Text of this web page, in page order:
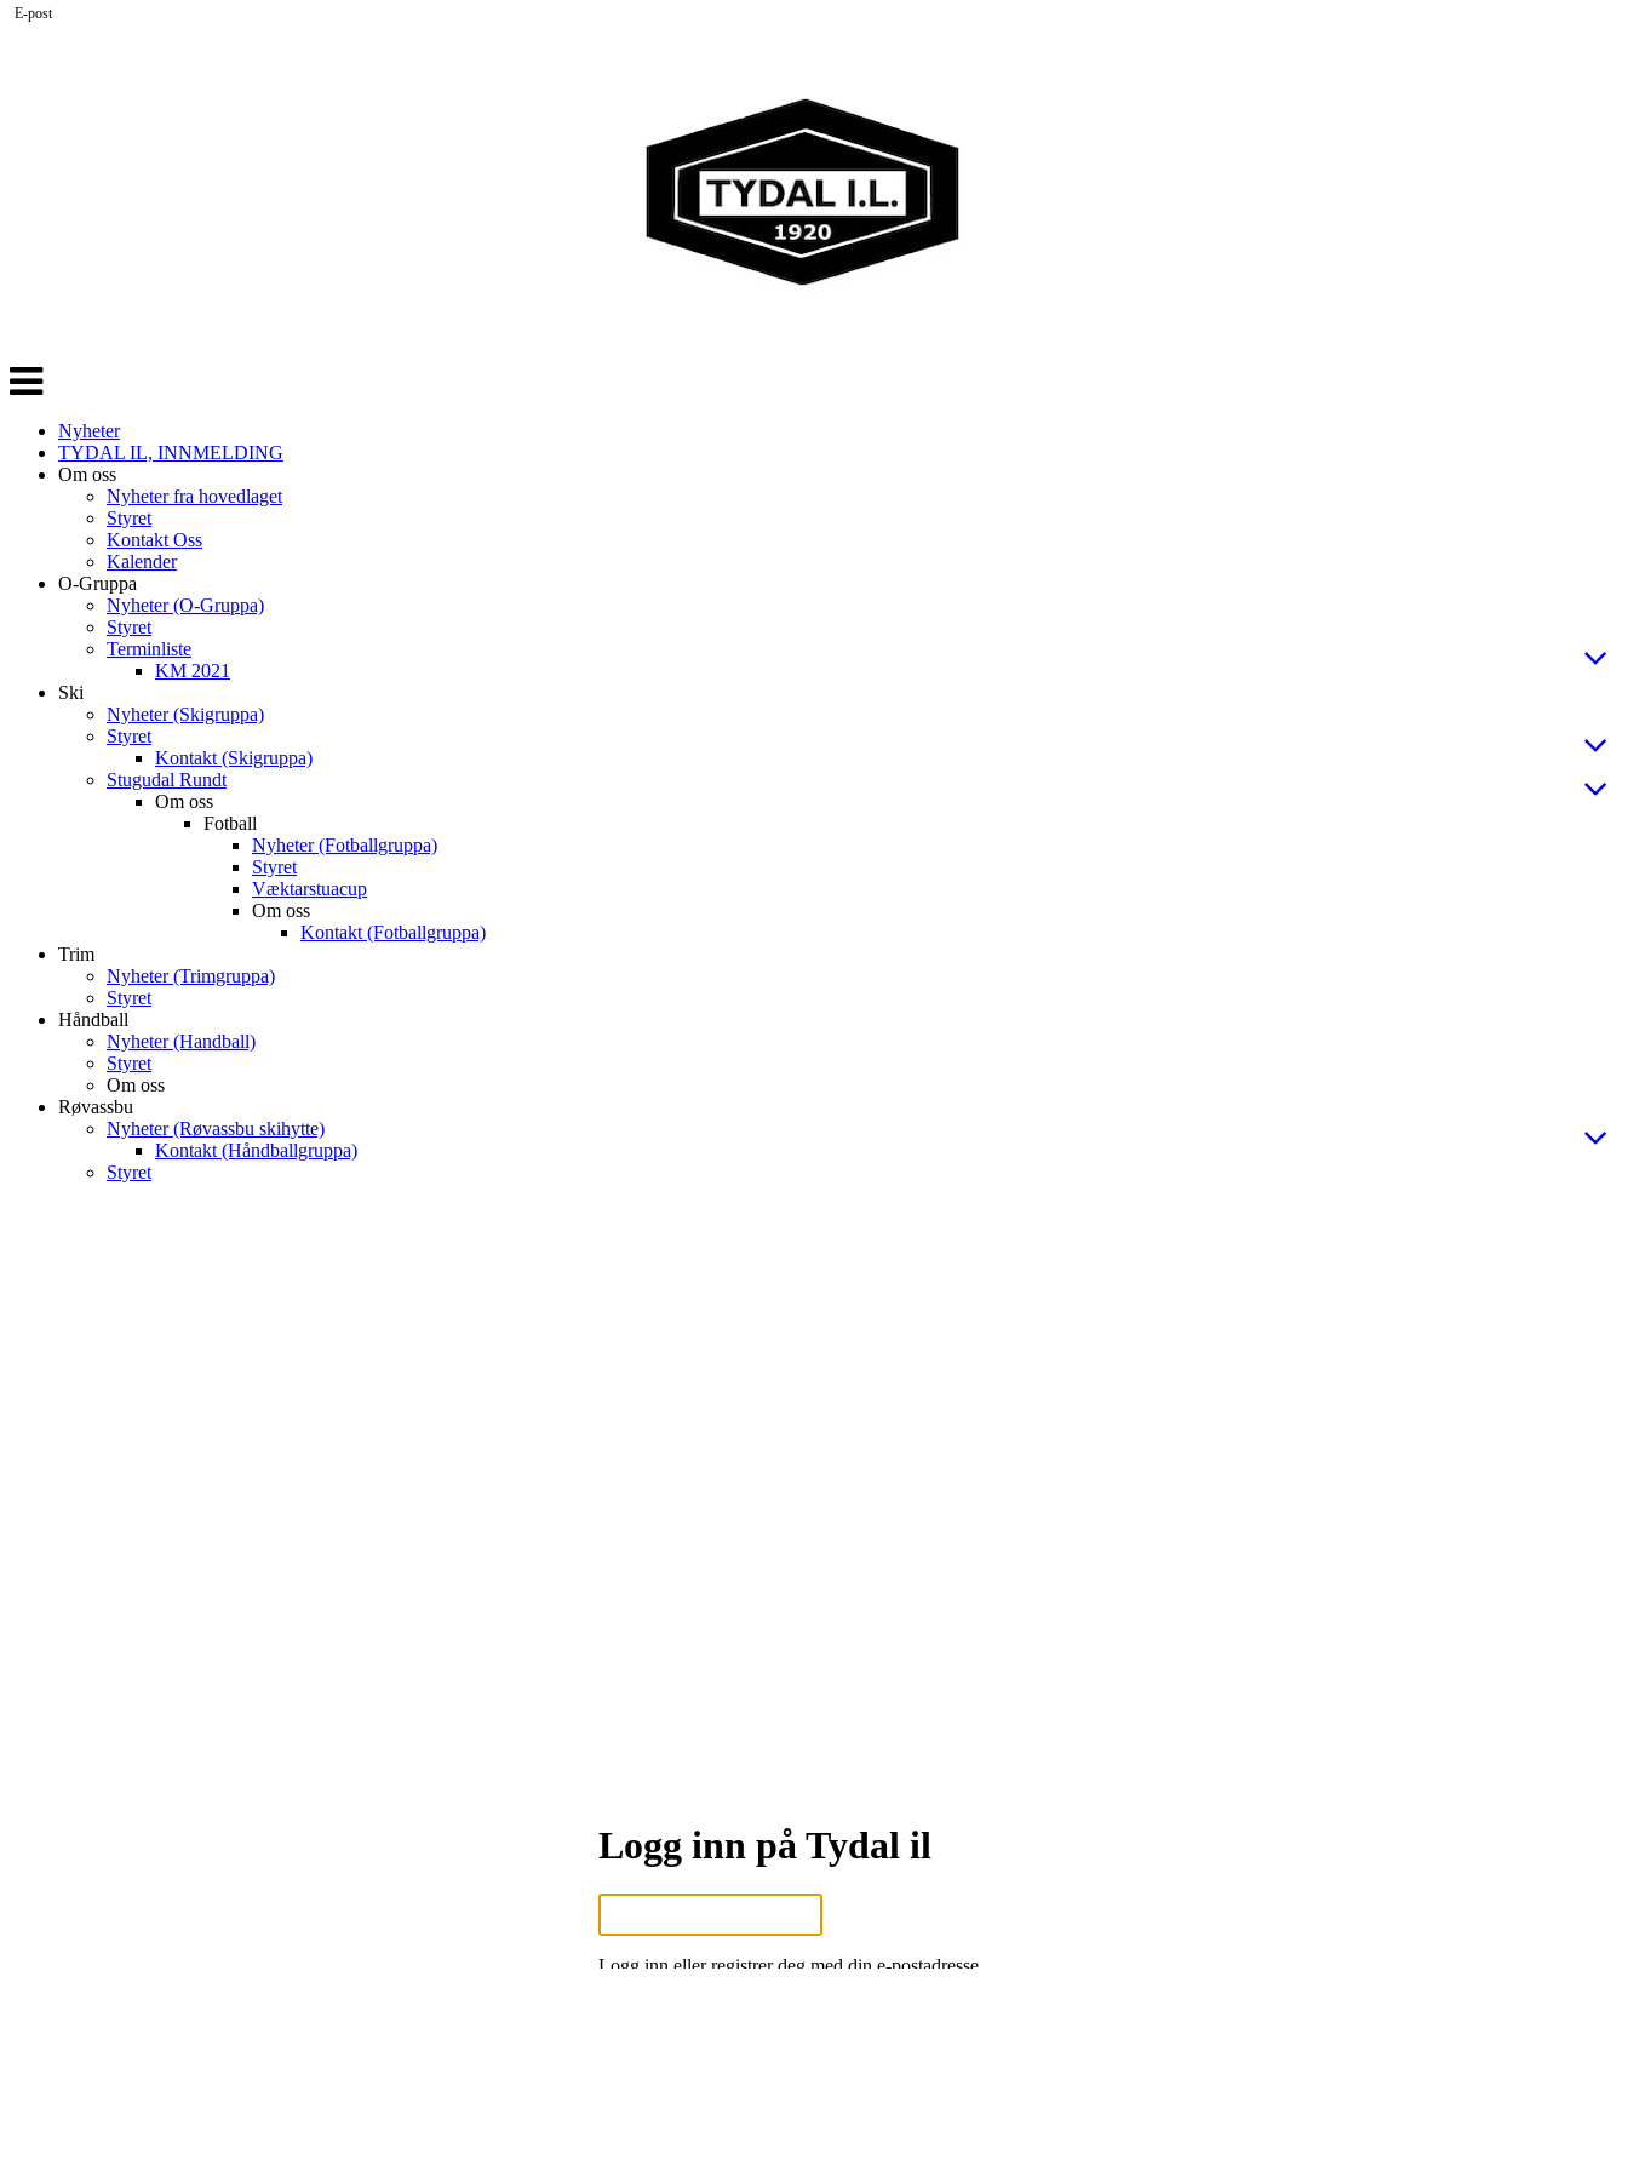
Veksle
navigasjon
Nyheter
TYDAL IL, INNMELDING
Om oss
Nyheter fra hovedlaget
Styret
Kontakt Oss
Kalender
O-Gruppa
Nyheter (O-Gruppa)
Styret
Terminliste
KM 2021
Ski
Nyheter (Skigruppa)
Styret
Kontakt (Skigruppa)
Stugudal Rundt
Om oss
Fotball
Nyheter (Fotballgruppa)
Styret
Væktarstuacup
Om oss
Kontakt (Fotballgruppa)
Trim
Nyheter (Trimgruppa)
Styret
Håndball
Nyheter (Handball)
Styret
Om oss
Røvassbu
Nyheter (Røvassbu skihytte)
Kontakt (Håndballgruppa)
Styret
Logg inn på Tydal il
E-post
Logg inn eller registrer deg med din e-postadresse